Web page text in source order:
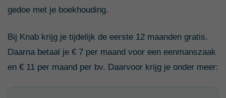
gedoe met je boekhouding.
Bij Knab krijg je tijdelijk de eerste 12 maanden gratis.
Daarna betaal je € 7 per maand voor een eenmanszaak
en € 11 per maand per bv. Daarvoor krijg je onder meer: